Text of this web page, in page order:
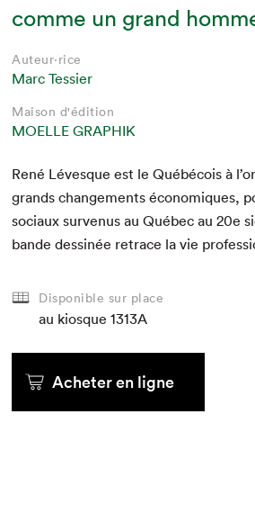
comme un grand
Auteur·rice
Marc Tessier
Maison d'édition
MOELLE GRAPHIK
René Lévesque est le Québé­cois à
grands change­ments économiques,
soci­aux sur­venus au Québec au20e
bande dess­inée retrace la vie
Disponible sur place
au kiosque 1313A
Acheter en ligne